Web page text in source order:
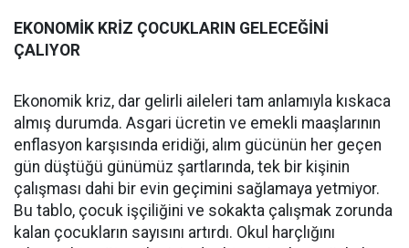
EKONOMİK KRİZ ÇOCUKLARIN GELECEĞİNİ
ÇALIYOR
Ekonomik kriz, dar gelirli aileleri tam anlamıyla kıskaca
almış durumda. Asgari ücretin ve emekli maaşlarının
enflasyon karşısında eridiği, alım gücünün her geçen
gün düştüğü günümüz şartlarında, tek bir kişinin
çalışması dahi bir evin geçimini sağlamaya yetmiyor.
Bu tablo, çocuk işçiliğini ve sokakta çalışmak zorunda
kalan çocukların sayısını artırdı. Okul harçlığını